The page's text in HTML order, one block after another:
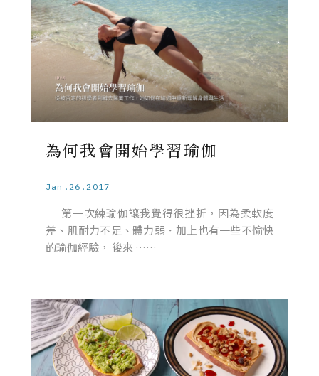
為何我會開始學習瑜伽
Jan.26.2017
第一次練瑜伽讓我覺得很挫折，因為柔軟度
差、肌耐力不足、體力弱．加上也有一些不愉快
的瑜伽經驗， 後來 ……